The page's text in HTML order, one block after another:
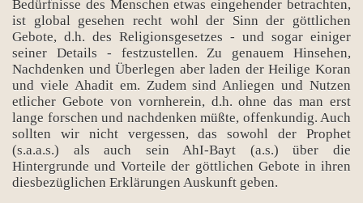
Bedürfnisse des Menschen etwas eingehender betrachten,
ist global gesehen recht wohl der Sinn der göttlichen
Gebote, d.h. des Religionsgesetzes - und sogar einiger
seiner Details - festzustellen. Zu genauem Hinsehen,
Nachdenken und Überlegen aber laden der Heilige Koran
und viele Ahadit em. Zudem sind Anliegen und Nutzen
etlicher Gebote von vornherein, d.h. ohne das man erst
lange forschen und nachdenken müßte, offenkundig. Auch
sollten wir nicht vergessen, das sowohl der Prophet
(s.a.a.s.) als auch sein AhI-Bayt (a.s.) über die
Hintergrunde und Vorteile der göttlichen Gebote in ihren
diesbezüglichen Erklärungen Auskunft geben.